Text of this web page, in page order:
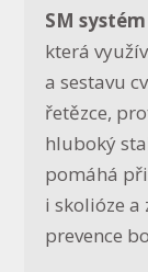
SM
která
a sestavu
řetězce,
hluboký
pomáhá
i skolióze a
prevence